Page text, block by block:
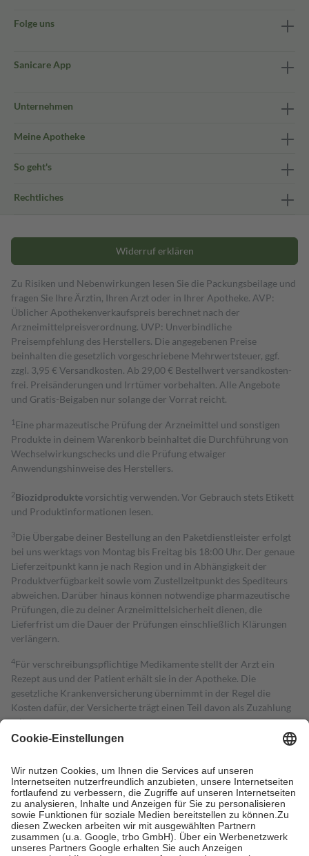
Folge uns
Sanicare App
Unternehmen
Meine Apotheke
So geht's
Rechtliches
Widerruf erklären
Zu Risiken und Nebenwirkungen lesen Sie die Packungsbeilage und
fragen Sie Ihre Ärztin, Ihren Arzt oder in Ihrer Apotheke. AVP:
Üblicher Apothekenverkaufspreis berechnet nach der
Arzneimittelpreisverordnung. UVP: Unverbindliche
Preisempfehlung des Herstellers. Die angegebenen Preise
beinhalten die gesetzlich vorgeschriebene Mehrwertsteuer, ggf.
zzgl. 3,95 € Versandkosten. Ab 29,00 € Bestell­wert versand­kosten­
frei. Preisänderungen und Irrtümer vorbehalten. Alle Angebote
und Gratis-Beigaben nur solange der Vorrat reicht.
1 Eine pharmazeutische Prüfung der Arzneimittel und sonstigen
Produkte in deinem Warenkorb beinhaltet die Durchführung von
Wechselwirkungschecks und die Prüfung etwaiger
Anwendungshinweise des Herstellers.
2Biozidproduktevorsichtig verwenden. Vor Gebrauch stets Etikett
und Produktinformationen lesen.
3Die Übergabe deiner Bestellung an den Paketdienstleister erfolgt
bei uns werktags von Montag bis Freitag bis 18:00 Uhr. Der genaue
Lieferzeitpunkt kann je nach Region und in Abhängigkeit der
Produktverfügbarkeit sowie vom Zustellzeitpunkt des Spediteurs
abweichen. Darüber hinaus können notwendige pharmazeutische
Prüfungen, die zu deiner Arzneimittelsicherheit dienen, die
Lieferfrist um die Dauer der Prüfungen einschließlich Klärungen
verlängern.
4Für verschreibungspflichtige Medikamente stellt der Arzt ein
Rezept aus und der Patient erhält sie in der Apotheke. Die
gesetzliche Krankenversicherung übernimmt in der Regel die
Kosten dafür, der Versicherte trägt einen Teil davon als Zuzahlung
mit.
Grundsätzlich leisten Mitglieder Zuzahlungen in Höhe von zehn
höchstens zehn Euro.
Es sind jedoch nie mehr als die tatsächlichen
Kosten der Leistung zu entrichten.
Diese Regeln gelten grundsätzlich auch für Online-Apotheken.
Bei Heilmitteln und häuslicher Krankenpflege beträgt die
Zuzahlung zehn Prozent der Kosten sowie zehn Euro je
Verordnung.
Um das Engagement der Versicherten für ihre eigene Gesundheit zu